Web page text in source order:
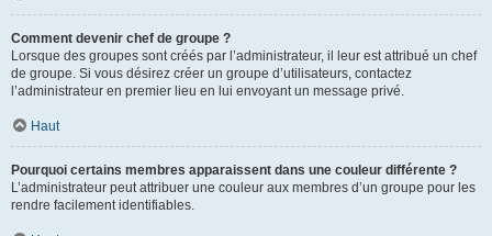
Comment devenir chef de groupe ?
Lorsque des groupes sont créés par l’administrateur, il leur est attribué un chef
de groupe. Si vous désirez créer un groupe d’utilisateurs, contactez
l’administrateur en premier lieu en lui envoyant un message privé.
Haut
Pourquoi certains membres apparaissent dans une couleur différente ?
L’administrateur peut attribuer une couleur aux membres d’un groupe pour les
rendre facilement identifiables.